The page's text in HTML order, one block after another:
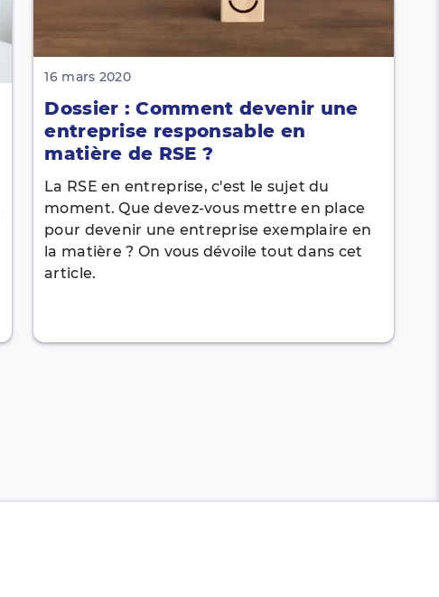
16 mars 2020
Dossier : Comment devenir une
entreprise responsable en
matière de RSE ?
La RSE en entreprise, c'est le sujet du
moment. Que devez-vous mettre en place
pour devenir une entreprise exemplaire en
la matière ? On vous dévoile tout dans cet
article.